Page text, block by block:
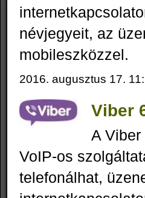
névjegyeit, az
mobileszközzel.
2016. augusztus 17.
Viber
A
VoIP-os
telefonálhat,